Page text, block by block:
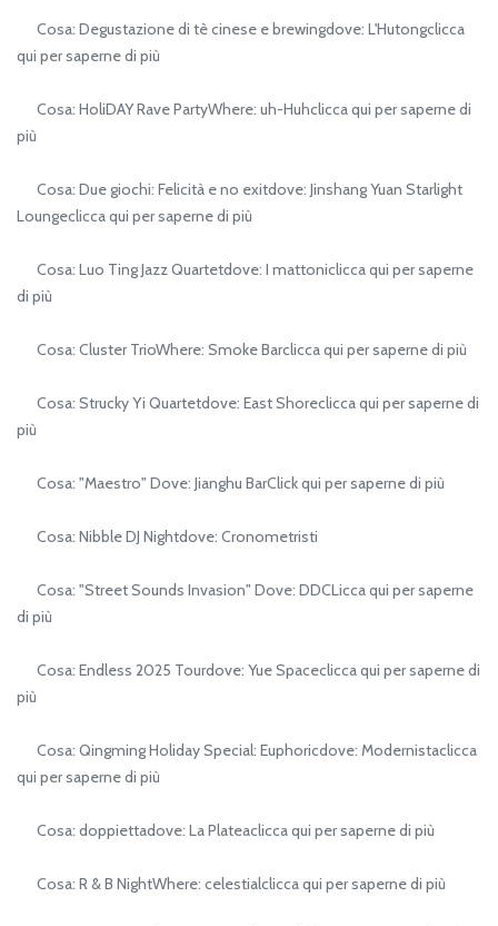
Cosa: Degustazione di tè cinese e brewingdove: L'Hutongclicca
qui per saperne di più
Cosa: HoliDAY Rave PartyWhere: uh-Huhclicca qui per saperne di
più
Cosa: Due giochi: Felicità e no exitdove: Jinshang Yuan Starlight
Loungeclicca qui per saperne di più
Cosa: Luo Ting Jazz Quartetdove: I mattoniclicca qui per saperne
di più
Cosa: Cluster TrioWhere: Smoke Barclicca qui per saperne di più
Cosa: Strucky Yi Quartetdove: East Shoreclicca qui per saperne di
più
Cosa: "Maestro" Dove: Jianghu BarClick qui per saperne di più
Cosa: Nibble DJ Nightdove: Cronometristi
Cosa: "Street Sounds Invasion" Dove: DDCLicca qui per saperne
di più
Cosa: Endless 2025 Tourdove: Yue Spaceclicca qui per saperne di
più
Cosa: Qingming Holiday Special: Euphoricdove: Modernistaclicca
qui per saperne di più
Cosa: doppiettadove: La Plateaclicca qui per saperne di più
Cosa: R & B NightWhere: celestialclicca qui per saperne di più